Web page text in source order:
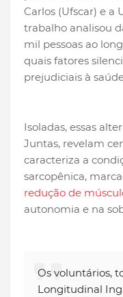
Carlos (Ufscar) e a
trabalho analisou
mil pessoas ao
quais fatores
prejudiciais à
Isoladas, essas
Juntas, revelam
caracteriza a
sarcopênica,
redução de
autonomia e na
Os voluntários,
Longitudinal